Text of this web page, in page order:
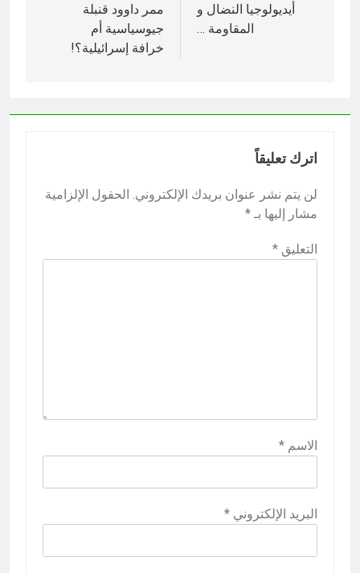
المقالات
أيديولوجيا النضال و
المقاومة …
ممر داوود قنبلة
جيوسياسية أم
خرافة إسرائيلية؟!
اترك تعليقاً
لن يتم نشر عنوان بريدك الإلكتروني. الحقول الإلزامية
مشار إليها بـ *
التعليق *
الاسم *
البريد الإلكتروني *